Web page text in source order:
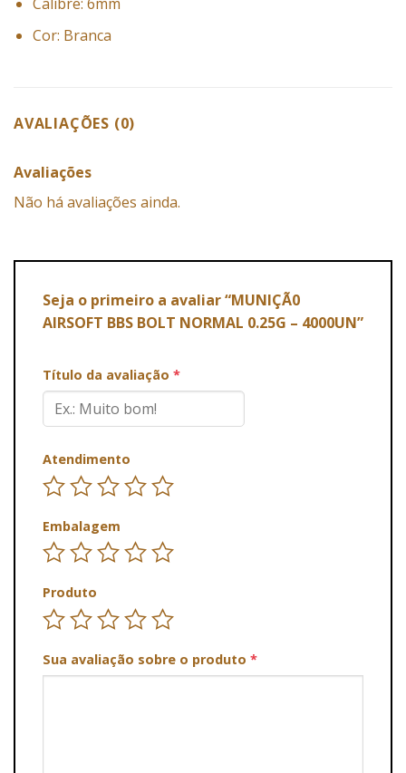
Cor: Branca
AVALIAÇÕES (0)
Avaliações
Não há avaliações ainda.
Seja o primeiro a avaliar “MUNIÇÃ0
AIRSOFT BBS BOLT NORMAL 0.25G – 4000UN”
Título da avaliação *
Atendimento
Embalagem
Produto
Sua avaliação sobre o produto *